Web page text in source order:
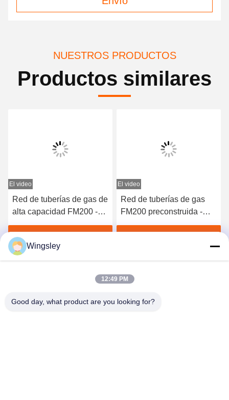
NUESTROS PRODUCTOS
Productos similares
El video
Red de tuberías de gas de
alta capacidad FM200 -
Equipo de extinción de
incendios de grado
profesional
Obtenga el mejor precio
El video
Red de tuberías de gas
FM200 preconstruida -
Sistema de gas inerte
Wingsley
12:49 PM
Good day, what product are you looking for?